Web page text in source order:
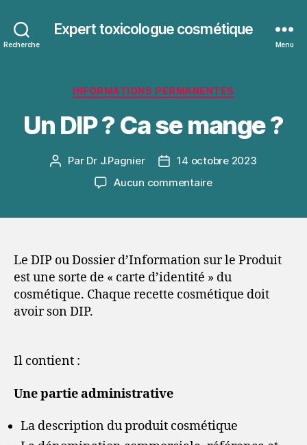
Recherche
Expert toxicologue cosmétique
Menu
Catégories
INFORMATIONS PERMANENTES
Un DIP ? Ca se mange ?
Auteur
Par Dr J.Pagnier
Date14 octobre 2023
Aucun commentairesur
se
mange
?
Le DIP ou Dossier d’Information sur le Produit
est une sorte de « carte d’identité » du
cosmétique. Chaque recette cosmétique doit
avoir son DIP.
Il contient :
Une partie administrative
La description du produit cosmétique